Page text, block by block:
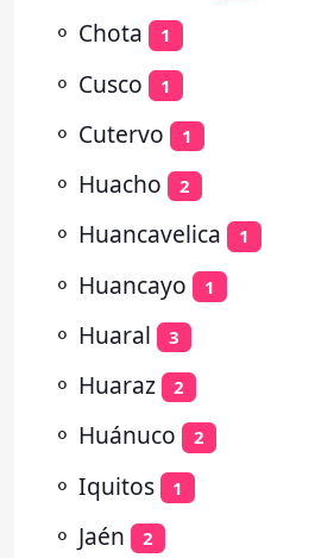
⚬ Chota 1
⚬ Cusco 1
⚬ Cutervo 1
⚬ Huacho 2
⚬ Huancavelica 1
⚬ Huancayo 1
⚬ Huaral 3
⚬ Huaraz 2
⚬ Huánuco 2
⚬ Iquitos 1
⚬ Jaén 2